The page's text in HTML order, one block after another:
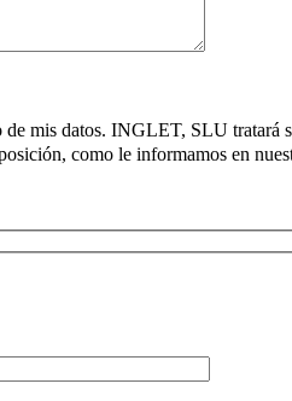
mis datos. INGLET, SLU tratará
como le informamos en